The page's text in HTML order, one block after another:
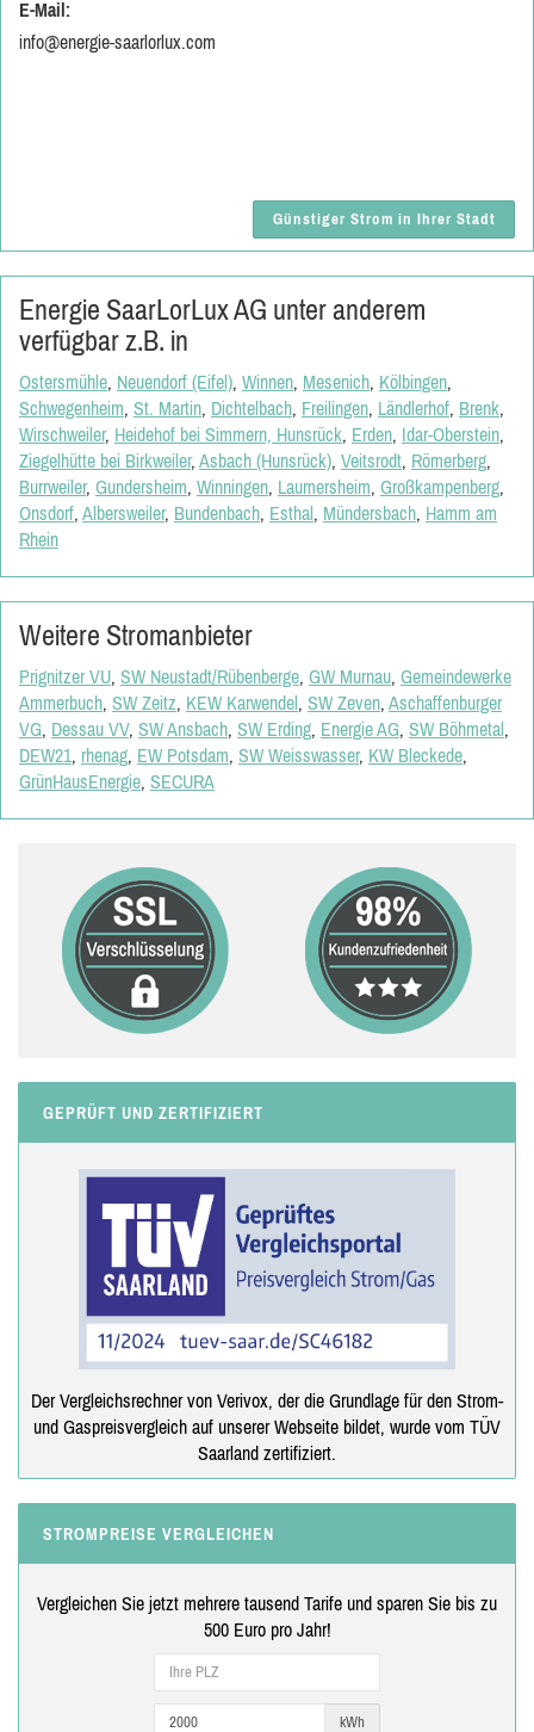
E-Mail:
info@energie-saarlorlux.com
Günstiger Strom in Ihrer Stadt
Energie SaarLorLux AG unter anderem
verfügbar z.B. in
Ostersmühle, Neuendorf (Eifel), Winnen, Mesenich, Kölbingen,
Schwegenheim, St. Martin, Dichtelbach, Freilingen, Ländlerhof, Brenk,
Wirschweiler, Heidehof bei Simmern, Hunsrück, Erden, Idar-Oberstein,
Ziegelhütte bei Birkweiler, Asbach (Hunsrück), Veitsrodt, Römerberg,
Burrweiler, Gundersheim, Winningen, Laumersheim, Großkampenberg,
Onsdorf, Albersweiler, Bundenbach, Esthal, Mündersbach, Hamm am
Rhein
Weitere Stromanbieter
Prignitzer VU, SW Neustadt/Rübenberge, GW Murnau, Gemeindewerke
Ammerbuch, SW Zeitz, KEW Karwendel, SW Zeven, Aschaffenburger
VG, Dessau VV, SW Ansbach, SW Erding, Energie AG, SW Böhmetal,
DEW21, rhenag, EW Potsdam, SW Weisswasser, KW Bleckede,
GrünHausEnergie, SECURA
GEPRÜFT UND ZERTIFIZIERT
Der Vergleichsrechner von Verivox, der die Grundlage für den Strom-
und Gaspreisvergleich auf unserer Webseite bildet, wurde vom TÜV
Saarland zertifiziert.
STROMPREISE VERGLEICHEN
Vergleichen Sie jetzt mehrere tausend Tarife und sparen Sie bis zu
500 Euro pro Jahr!
kWh